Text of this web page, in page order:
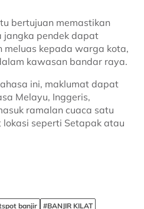
bertujuan memastikan
jangka pendek dapat
meluas kepada warga kota,
kawasan bandar raya.
ini, maklumat dapat
Melayu, Inggeris,
ramalan cuaca satu
seperti Setapak atau
banjir
#BANJIR KILAT